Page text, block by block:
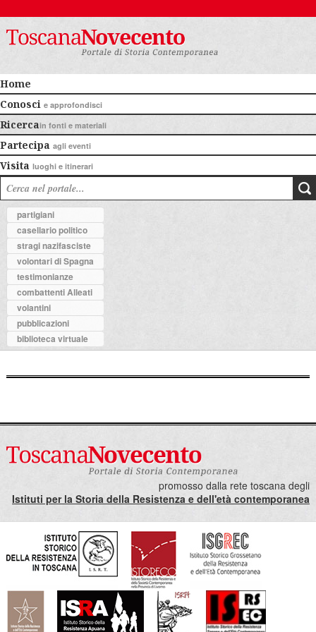
Home
Conosci e approfondisci
Ricercain fonti e materiali
Partecipa agli eventi
Visita luoghi e itinerari
partigiani
casellario politico
stragi nazifasciste
volontari di Spagna
testimonianze
combattenti Alleati
volantini
pubblicazioni
biblioteca virtuale
promosso dalla rete toscana degli
Istituti per la Storia della Resistenza e dell'età contemporanea